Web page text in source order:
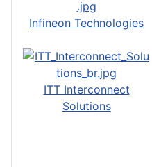
Infineon Technologies
ITT Interconnect
Solutions